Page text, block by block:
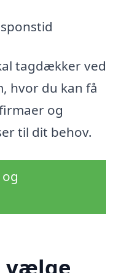
tagdækker ved
hvor du kan få
og
til dit behov.